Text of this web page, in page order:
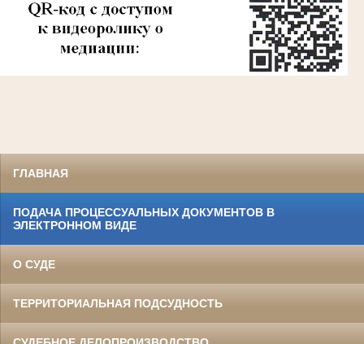
ГЛАВНАЯ
ПОДАЧА ПРОЦЕССУАЛЬНЫХ ДОКУМЕНТОВ В
ЭЛЕКТРОННОМ ВИДЕ
О СУДЕ
ТЕРРИТОРИАЛЬНАЯ ПОДСУДНОСТЬ